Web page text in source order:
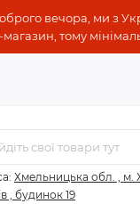
вечора, ми з
магазин, тому
Хмельницька обл. , м.
, будинок 19